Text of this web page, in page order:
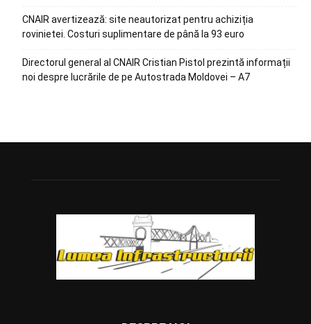
CNAIR avertizează: site neautorizat pentru achiziția
rovinietei. Costuri suplimentare de până la 93 euro
Directorul general al CNAIR Cristian Pistol prezintă informații
noi despre lucrările de pe Autostrada Moldovei – A7